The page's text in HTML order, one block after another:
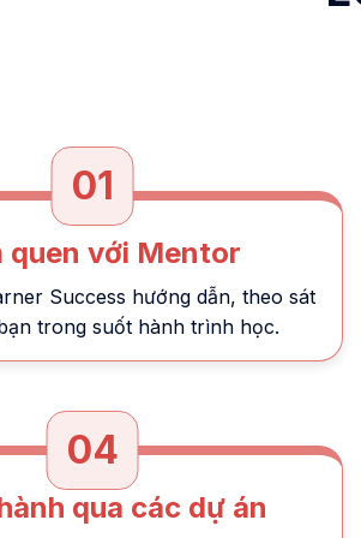
01
quen với Mentor
Success hướng dẫn, theo sát
trong suốt hành trình học.
04
qua các dự án